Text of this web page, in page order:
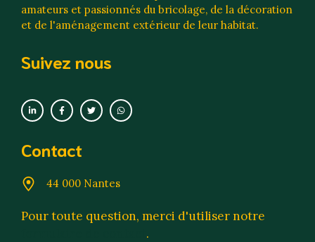
amateurs et passionnés du bricolage, de la décoration
et de l'aménagement extérieur de leur habitat.
Suivez nous
Contact
44 000 Nantes
Pour toute question, merci d'utiliser notre
.